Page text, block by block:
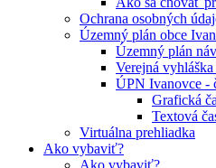
Ochrana osobných
Územný plán obce
Územný plán
Verejná
ÚPN Ivanovce -
Grafická
Textová
Virtuálna prehliadka
Ako vybaviť?
Ako vybaviť?